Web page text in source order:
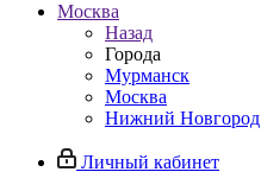
Москва
Назад
Города
Мурманск
Москва
Нижний Новгород
Личный кабинет